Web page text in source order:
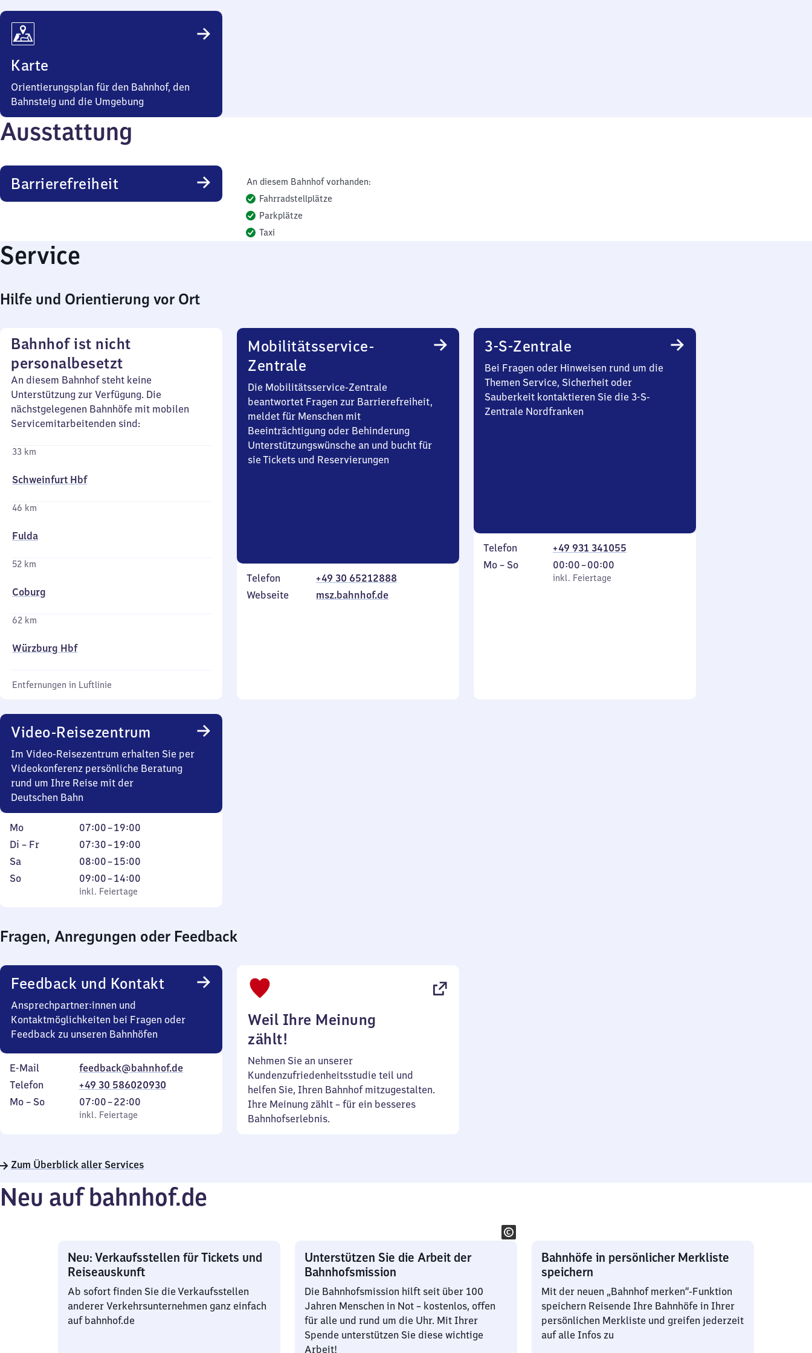
Karte
Orientierungsplan für den Bahnhof, den
Bahnsteig und die Umgebung
Ausstattung
Barrierefreiheit
An diesem Bahnhof vorhanden:
Fahrradstellplätze
Parkplätze
Taxi
Service
Hilfe und Orientierung vor Ort
Bahnhof ist nicht
personalbesetzt
An diesem Bahnhof steht keine
Unterstützung zur Verfügung. Die
nächstgelegenen Bahnhöfe mit mobilen
Servicemitarbeitenden sind:
33 km
Schweinfurt Hbf
46 km
Fulda
52 km
Coburg
62 km
Würzburg Hbf
Entfernungen in Luftlinie
Mobilitätsservice-
Zentrale
Die Mobilitätsservice-Zentrale
beantwortet Fragen zur Barrierefreiheit,
meldet für Menschen mit
Beeinträchtigung oder Behinderung
Unterstützungswünsche an und bucht für
sie Tickets und Reservierungen
Telefon
+49 30 65212888
Webseite
msz.bahnhof.de
3-S-Zentrale
Bei Fragen oder Hinweisen rund um die
Themen Service, Sicherheit oder
Sauberkeit kontaktieren Sie die 3-S-
Zentrale Nordfranken
Telefon
+49 931 341055
Montag
Mo – So,
inkl. Feiertage
00:00–00:00
Von
0
inkl. Feiertage
Video-Reisezentrum
Im Video-Reisezentrum erhalten Sie per
Videokonferenz persönliche Beratung
rund um Ihre Reise mit der
Deutschen Bahn
Montag
Mo 07:00–19:00
Von
7
Uhr
19
Dienstag
bis
Freitag
Di – Fr 07:30–19:00
Von
7
Uhr
30
Uhr
Samstag
Sa 08:00–15:00
Von
8
Uhr
Uhr
Sonntag
So,
inkl. Feiertage
09:00–14:00
Von
9
14
inkl. Feiertage
Fragen, Anregungen oder Feedback
Feedback und Kontakt
Ansprechpartner:innen und
Kontaktmöglichkeiten bei Fragen oder
Feedback zu unseren Bahnhöfen
E-Mail
feedback@bahnhof.de
Telefon
+49 30 586020930
Montag
Mo – So,
inkl. Feiertage
07:00–22:00
Von
7
22
inkl. Feiertage
Weil Ihre Meinung
zählt!
Nehmen Sie an unserer
Kundenzufriedenheitsstudie teil und
helfen Sie, Ihren Bahnhof mitzugestalten.
Ihre Meinung zählt – für ein besseres
Bahnhofserlebnis.
Zum Überblick aller Services
Neu auf bahnhof.de
Neu: Verkaufsstellen für Tickets und
Reiseauskunft
Ab sofort finden Sie die Verkaufsstellen
anderer Verkehrsunternehmen ganz einfach
auf bahnhof.de
Unterstützen Sie die Arbeit der
Bahnhofsmission
Die Bahnhofsmission hilft seit über 100
Jahren Menschen in Not – kostenlos, offen
für alle und rund um die Uhr. Mit Ihrer
Spende unterstützen Sie diese wichtige
Arbeit!
Bahnhöfe in persönlicher Merkliste
speichern
Mit der neuen „Bahnhof merken“-Funktion
speichern Reisende Ihre Bahnhöfe in Ihrer
persönlichen Merkliste und greifen jederzeit
auf alle Infos zu